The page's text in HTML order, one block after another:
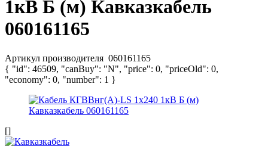
1кВ Б (м) Кавказкабель
060161165
Артикул производителя 060161165
{ "id": 46509, "canBuy": "N", "price": 0, "priceOld": 0,
"economy": 0, "number": 1 }
[]